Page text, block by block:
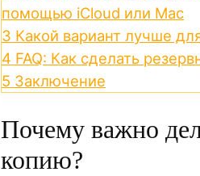
помощью iCloud или Mac
3 Какой вариант лучше
4 FAQ: Как сделать
5 Заключение
Почему важно
копию?